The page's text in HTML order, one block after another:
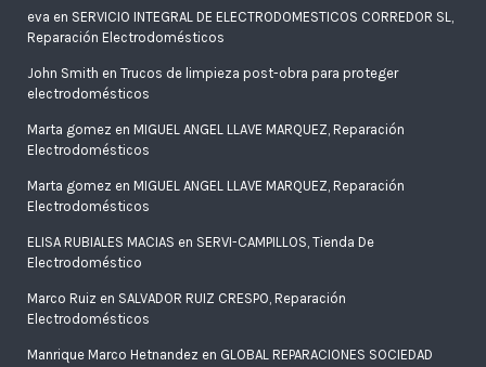
eva en SERVICIO INTEGRAL DE ELECTRODOMESTICOS CORREDOR SL,
Reparación Electrodomésticos
John Smith en Trucos de limpieza post-obra para proteger
electrodomésticos
Marta gomez en MIGUEL ANGEL LLAVE MARQUEZ, Reparación
Electrodomésticos
Marta gomez en MIGUEL ANGEL LLAVE MARQUEZ, Reparación
Electrodomésticos
ELISA RUBIALES MACIAS en SERVI-CAMPILLOS, Tienda De
Electrodoméstico
Marco Ruiz en SALVADOR RUIZ CRESPO, Reparación
Electrodomésticos
Manrique Marco Hetnandez en GLOBAL REPARACIONES SOCIEDAD